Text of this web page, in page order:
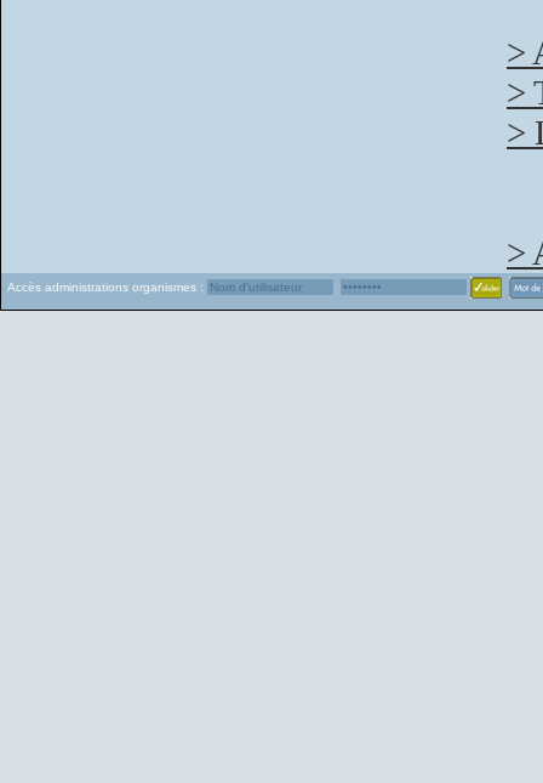
>
>
>
>
Accès administrations organismes :